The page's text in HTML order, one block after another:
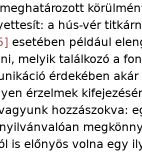
a hús-vér
esetében például
melyik találkozó a
érdekében
érzelmek
hozzászokva:
is előnyös volna egy